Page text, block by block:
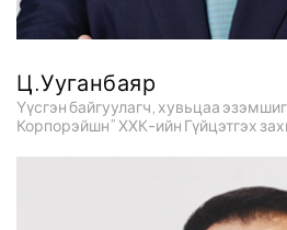
Ц.Ууганбаяр
Үүсгэн байгуулагч, хувьцаа
Корпорэйшн” ХХК-ийн Гүйцэтгэх